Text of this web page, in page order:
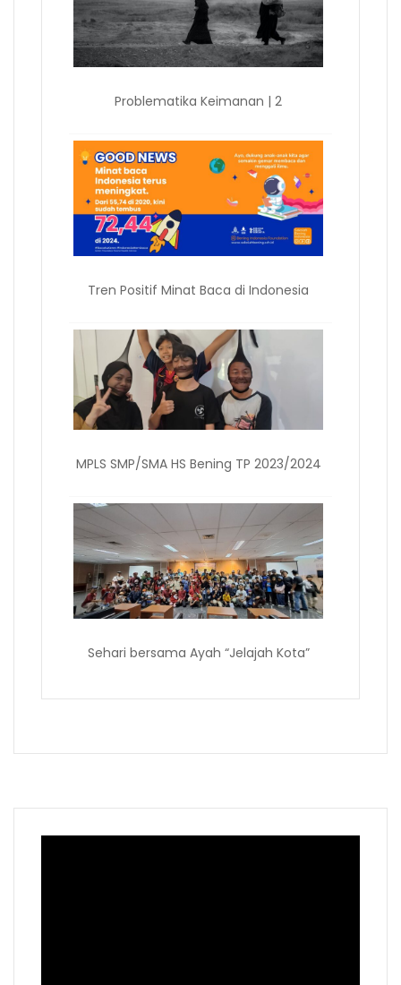
Problematika Keimanan | 2
Tren Positif Minat Baca di Indonesia
MPLS SMP/SMA HS Bening TP 2023/2024
Sehari bersama Ayah “Jelajah Kota”